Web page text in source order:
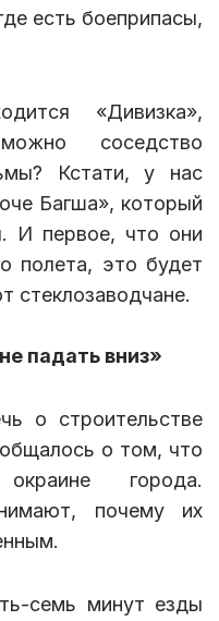
есть боеприпасы,
«Дивизка»,
соседство
Кстати, у нас
Багша», который
И первое, что они
полета, это будет
стеклозаводчане.
падать вниз»
о строительстве
о том, что
города.
почему их
семь минут езды